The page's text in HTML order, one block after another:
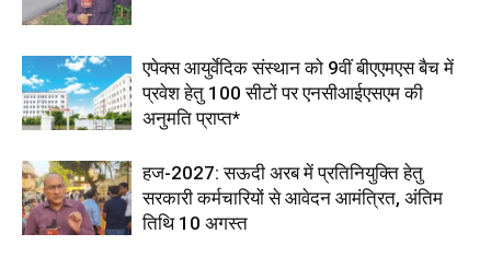
एपेक्स आयुर्वेदिक संस्थान को 9वीं बीएएमएस बैच में
प्रवेश हेतु 100 सीटों पर एनसीआईएसएम की
अनुमति प्राप्त*
हज-2027: सऊदी अरब में प्रतिनियुक्ति हेतु
सरकारी कर्मचारियों से आवेदन आमंत्रित, अंतिम
तिथि 10 अगस्त